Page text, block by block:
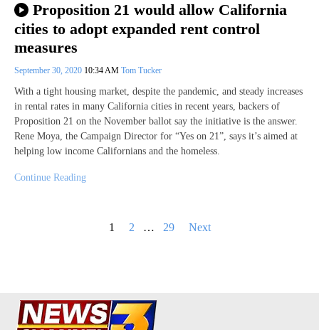
Proposition 21 would allow California
cities to adopt expanded rent control
measures
September 30, 2020 10:34 AM Tom Tucker
With a tight housing market, despite the pandemic, and steady increases
in rental rates in many California cities in recent years, backers of
Proposition 21 on the November ballot say the initiative is the answer.
Rene Moya, the Campaign Director for “Yes on 21”, says it’s aimed at
helping low income Californians and the homeless.
Continue Reading
1 2 … 29 Next